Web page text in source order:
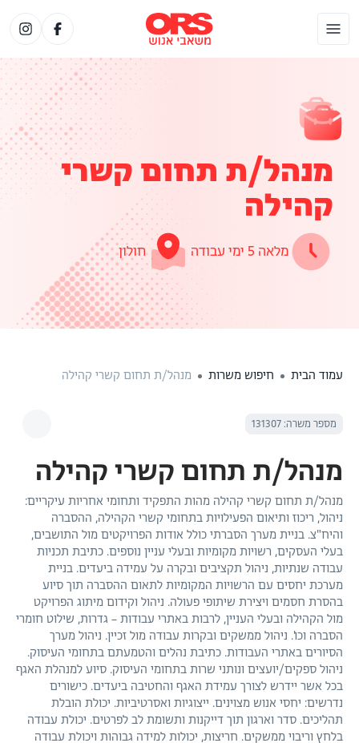
מנהל/ת תחום קשרי
קהילה
מלאה 5 ימי עבודה חולון
עמוד הבית חיפוש משרות מנהל/ת תחום קשרי קהילה
מספר משרה: 131307
מנהל/ת תחום קשרי קהילה
מנהל/ת תחום קשרי קהילה מהות התפקיד ותחומי אחריות עיקריים:
ניהול, ריכוז ותיאום הפעילויות בתחומי קשרי הקהילה, ההסברה
והיח"צ. בניית מערך הסברתי כולל אודות הפרויקטים מול התושבים,
בעלי העסקים, רשויות מקומיות ובעלי עניין נוספים. כתיבת תכניות
עבודה שנתיות, ניהול תקציבים ובקרה על עמידה ביעדים. בניית
מערכת יחסים עם הרשויות המקומיות לתאום ההסברה תוך סיוע
בהסרת חסמים ויצירת שיתופי פעולה. ניהול וקידום מיתוג הפרויקט
מול הקהילה ובעלי העניין, לרבות באתרי עבודות – גדרות, שילוט חומרי
הסברה וכו'. ניהול ממשקים ובקרות עבודה מול זכיין. ניהול מערך
הסיורים באתרי העבודות. כתיבת נהלים והטמעתם בתחומי העיסוק.
ניהול ספקים/יועצים ונותני שרות בתחומי העיסוק. סיוע למנהלת האגף
בכל אשר יידרש לצורך עמידת האגף והחטיבה ביעדים. כישורים
נדרשים: יחסי אנוש מצוינים. ייצוגיות ואסרטיביות. יכולת הובלת
תהליכים. סדר וארגון תוך דייקנות ותשומת לב לפרטים. יכולת עבודה
בלחץ וריבוי ממשקים. חריצות, יכולות למידה גבוהות ויכולת עבודה